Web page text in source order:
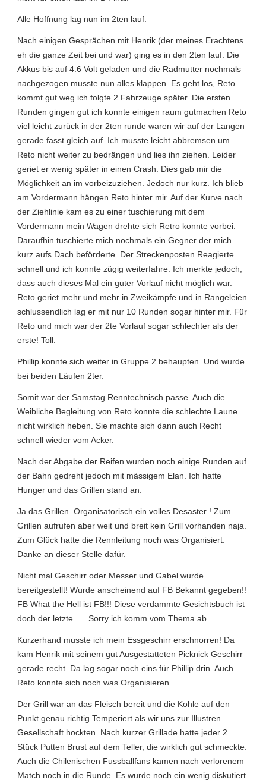
Alle Hoffnung lag nun im 2ten lauf.
Nach einigen Gesprächen mit Henrik (der meines Erachtens
eh die ganze Zeit bei und war) ging es in den 2ten lauf. Die
Akkus bis auf 4.6 Volt geladen und die Radmutter nochmals
nachgezogen musste nun alles klappen. Es geht los, Reto
kommt gut weg ich folgte 2 Fahrzeuge später. Die ersten
Runden gingen gut ich konnte einigen raum gutmachen Reto
viel leicht zurück in der 2ten runde waren wir auf der Langen
gerade fasst gleich auf. Ich musste leicht abbremsen um
Reto nicht weiter zu bedrängen und lies ihn ziehen. Leider
geriet er wenig später in einen Crash. Dies gab mir die
Möglichkeit an im vorbeizuziehen. Jedoch nur kurz. Ich blieb
am Vordermann hängen Reto hinter mir. Auf der Kurve nach
der Ziehlinie kam es zu einer tuschierung mit dem
Vordermann mein Wagen drehte sich Retro konnte vorbei.
Daraufhin tuschierte mich nochmals ein Gegner der mich
kurz aufs Dach beförderte. Der Streckenposten Reagierte
schnell und ich konnte zügig weiterfahre. Ich merkte jedoch,
dass auch dieses Mal ein guter Vorlauf nicht möglich war.
Reto geriet mehr und mehr in Zweikämpfe und in Rangeleien
schlussendlich lag er mit nur 10 Runden sogar hinter mir. Für
Reto und mich war der 2te Vorlauf sogar schlechter als der
erste! Toll.
Phillip konnte sich weiter in Gruppe 2 behaupten. Und wurde
bei beiden Läufen 2ter.
Somit war der Samstag Renntechnisch passe. Auch die
Weibliche Begleitung von Reto konnte die schlechte Laune
nicht wirklich heben. Sie machte sich dann auch Recht
schnell wieder vom Acker.
Nach der Abgabe der Reifen wurden noch einige Runden auf
der Bahn gedreht jedoch mit mässigem Elan. Ich hatte
Hunger und das Grillen stand an.
Ja das Grillen. Organisatorisch ein volles Desaster ! Zum
Grillen aufrufen aber weit und breit kein Grill vorhanden naja.
Zum Glück hatte die Rennleitung noch was Organisiert.
Danke an dieser Stelle dafür.
Nicht mal Geschirr oder Messer und Gabel wurde
bereitgestellt! Wurde anscheinend auf FB Bekannt gegeben!!
FB What the Hell ist FB!!! Diese verdammte Gesichtsbuch ist
doch der letzte….. Sorry ich komm vom Thema ab.
Kurzerhand musste ich mein Essgeschirr erschnorren! Da
kam Henrik mit seinem gut Ausgestatteten Picknick Geschirr
gerade recht. Da lag sogar noch eins für Phillip drin. Auch
Reto konnte sich noch was Organisieren.
Der Grill war an das Fleisch bereit und die Kohle auf den
Punkt genau richtig Temperiert als wir uns zur Illustren
Gesellschaft hockten. Nach kurzer Grillade hatte jeder 2
Stück Putten Brust auf dem Teller, die wirklich gut schmeckte.
Auch die Chilenischen Fussballfans kamen nach verlorenem
Match noch in die Runde. Es wurde noch ein wenig diskutiert.